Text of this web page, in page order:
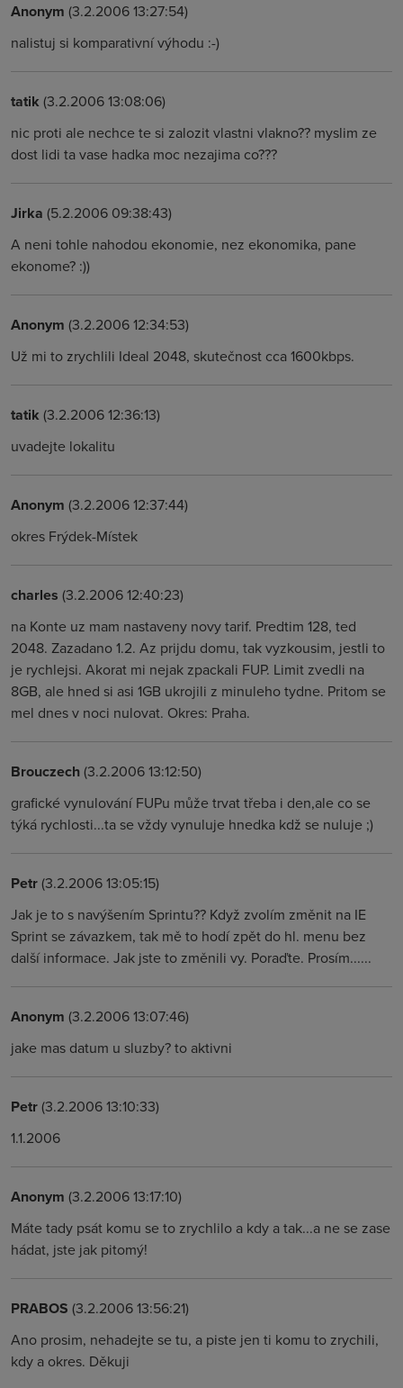
Anonym (3.2.2006 13:27:54)
nalistuj si komparativní výhodu :-)
tatik (3.2.2006 13:08:06)
nic proti ale nechce te si zalozit vlastni vlakno?? myslim ze
dost lidi ta vase hadka moc nezajima co???
Jirka (5.2.2006 09:38:43)
A neni tohle nahodou ekonomie, nez ekonomika, pane
ekonome? :))
Anonym (3.2.2006 12:34:53)
Už mi to zrychlili Ideal 2048, skutečnost cca 1600kbps.
tatik (3.2.2006 12:36:13)
uvadejte lokalitu
Anonym (3.2.2006 12:37:44)
okres Frýdek-Místek
charles (3.2.2006 12:40:23)
na Konte uz mam nastaveny novy tarif. Predtim 128, ted
2048. Zazadano 1.2. Az prijdu domu, tak vyzkousim, jestli to
je rychlejsi. Akorat mi nejak zpackali FUP. Limit zvedli na
8GB, ale hned si asi 1GB ukrojili z minuleho tydne. Pritom se
mel dnes v noci nulovat. Okres: Praha.
Brouczech(3.2.2006 13:12:50)
grafické vynulování FUPu může trvat třeba i den,ale co se
týká rychlosti...ta se vždy vynuluje hnedka kdž se nuluje ;)
Petr(3.2.2006 13:05:15)
Jak je to s navýšením Sprintu?? Když zvolím změnit na IE
Sprint se závazkem, tak mě to hodí zpět do hl. menu bez
další informace. Jak jste to změnili vy. Poraďte. Prosím......
Anonym (3.2.2006 13:07:46)
jake mas datum u sluzby? to aktivni
Petr(3.2.2006 13:10:33)
1.1.2006
Anonym (3.2.2006 13:17:10)
Máte tady psát komu se to zrychlilo a kdy a tak...a ne se zase
hádat, jste jak pitomý!
PRABOS (3.2.2006 13:56:21)
Ano prosim, nehadejte se tu, a piste jen ti komu to zrychili,
kdy a okres. Děkuji